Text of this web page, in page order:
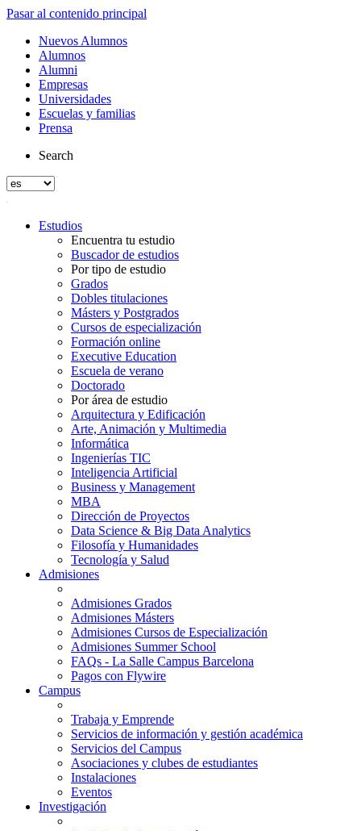
Pasar al contenido principal
Nuevos Alumnos
Alumnos
Alumni
Empresas
Universidades
Escuelas y familias
Prensa
Search
Estudios
Encuentra tu estudio
Buscador de estudios
Por tipo de estudio
Grados
Dobles titulaciones
Másters y Postgrados
Cursos de especialización
Formación online
Executive Education
Escuela de verano
Doctorado
Por área de estudio
Arquitectura y Edificación
Arte, Animación y Multimedia
Informática
Ingenierías TIC
Inteligencia Artificial
Business y Management
MBA
Dirección de Proyectos
Data Science & Big Data Analytics
Filosofía y Humanidades
Tecnología y Salud
Admisiones
Admisiones Grados
Admisiones Másters
Admisiones Cursos de Especialización
Admisiones Summer School
FAQs - La Salle Campus Barcelona
Pagos con Flywire
Campus
Trabaja y Emprende
Servicios de información y gestión académica
Servicios del Campus
Asociaciones y clubes de estudiantes
Instalaciones
Eventos
Investigación